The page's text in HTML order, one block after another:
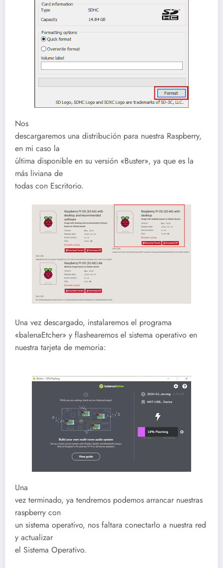
Nos
descargaremos una distribución para nuestra Raspberry,
en mi caso la
última disponible en su versión «Buster», ya que es la
más liviana de
todas con Escritorio.
Una vez descargado, instalaremos el programa
«balenaEtcher» y flashearemos el sistema operativo en
nuestra tarjeta de memoria:
Una
vez terminado, ya tendremos podemos arrancar nuestras
raspberry con
un sistema operativo, nos faltara conectarlo a nuestra red
y actualizar
el Sistema Operativo.